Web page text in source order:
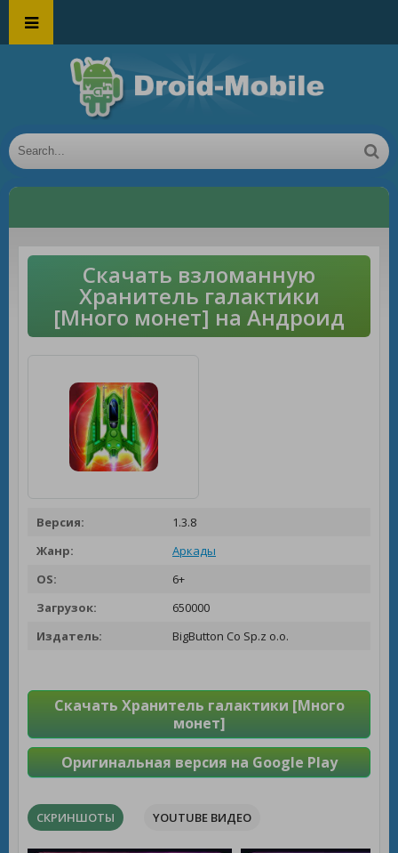
Скачать взломанную
Хранитель галактики
[Много монет] на Андроид
Версия:
1.3.8
Жанр:
Аркады
OS:
6+
Загрузок:
650000
Издатель:
BigButton Co Sp.z o.o.
Скачать Хранитель галактики [Много
монет]
Оригинальная версия на Google Play
СКРИНШОТЫ YOUTUBE ВИДЕО